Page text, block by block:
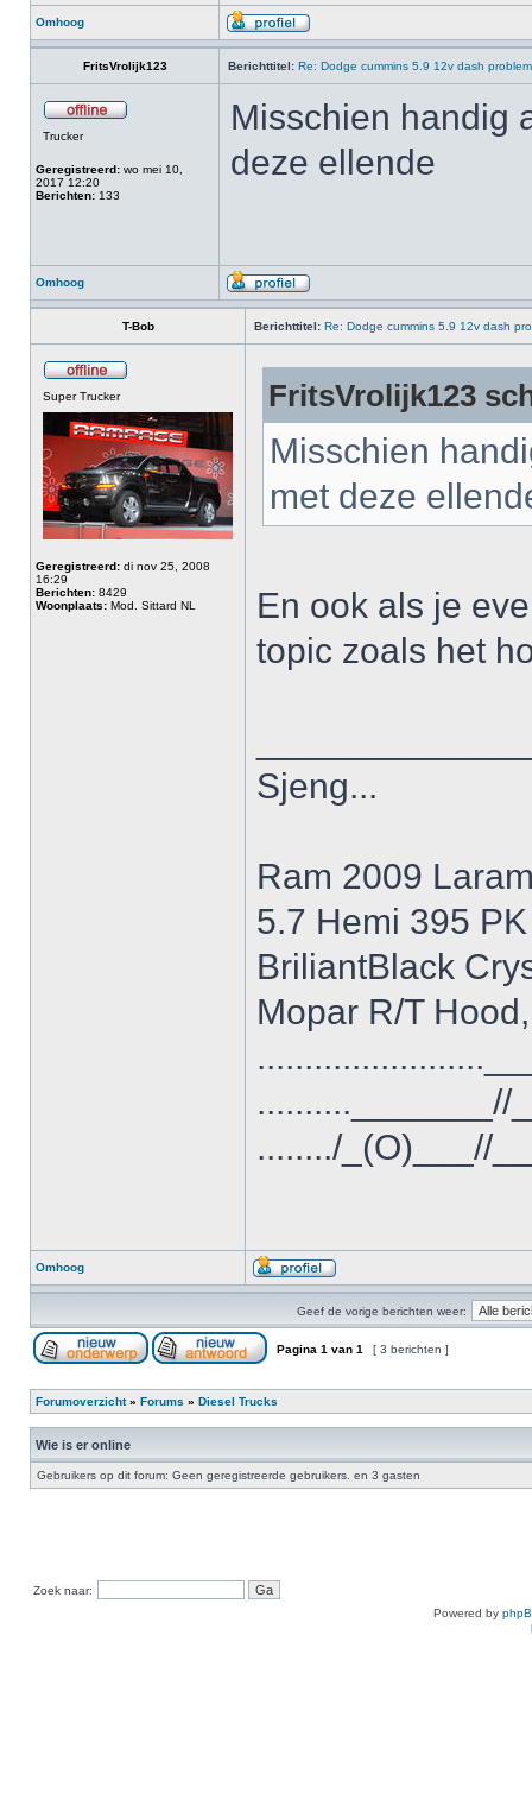
Omhoog
FritsVrolijk123 Berichttitel: Re: Dodge cummins 5.9 12v dash
Trucker
Geregistreerd: wo mei 10,
2017 12:20
Berichten: 133
Misschien handig
deze ellende
Omhoog
T-Bob Berichttitel: Re: Dodge cummins 5.9 12v dash
Super Trucker
Geregistreerd: di nov 25, 2008
16:29
Berichten: 8429
Woonplaats: Mod. Sittard NL
FritsVrolijk123
Misschien
met deze
En ook als je
topic zoals het
Sjeng...
Ram 2009
5.7 Hemi 395
BriliantBlack
Mopar R/T
.........._______//
......../_(O)___//
Omhoog
Geef de vorige berichten weer:
Pagina 1 van 1 [ 3 berichten ]
Forumoverzicht» Forums » Diesel Trucks
Wie is er online
Gebruikers op dit forum: Geen geregistreerde gebruikers. en 3 gasten
Zoek naar:
Powered by